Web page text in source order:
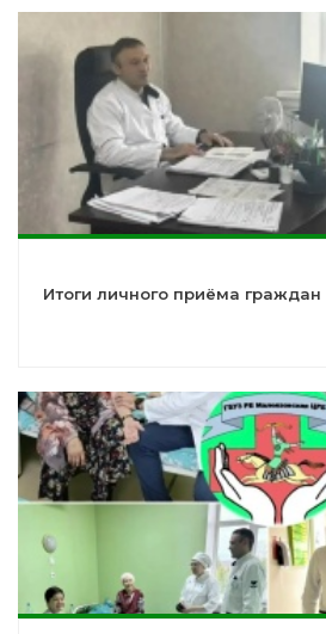
Итоги личного приёма граждан